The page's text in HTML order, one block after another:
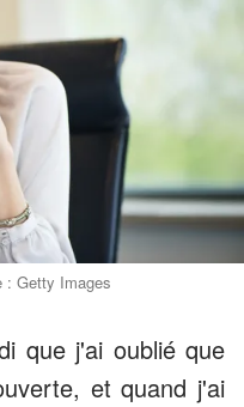
: Getty Images
que j'ai oublié que
et quand j'ai